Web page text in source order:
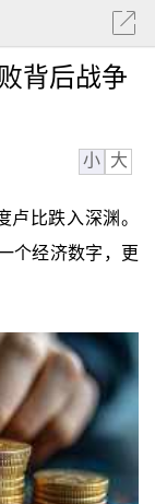
背后战争
小 大
比跌入深渊。
个经济数字，更